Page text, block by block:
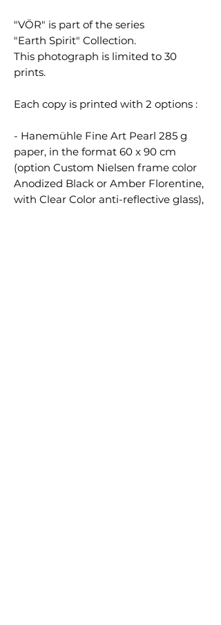
"VÖR" is part of the series
"Earth Spirit" Collection.
This photograph is limited to 30
prints.
Each copy is printed with 2 options :
- Hanemühle Fine Art Pearl 285 g
paper, in the format 60 x 90 cm
(option Custom Nielsen frame color
Anodized Black or Amber Florentine,
with Clear Color anti-reflective glass),